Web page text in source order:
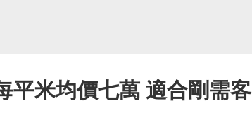
平米均價七萬 適合剛需客